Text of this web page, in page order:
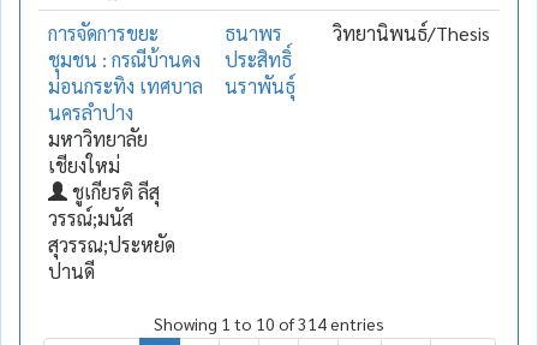
การจัดการขยะ
ชุมชน : กรณีบ้านดง
ม่อนกระทิง เทศบาล
นครลำปาง
มหาวิทยาลัย
เชียงใหม่
ชูเกียรติ ลีสุ
วรรณ์;มนัส
สุวรรณ;ประหยัด
ปานดี
ธนาพร
ประสิทธิ์
นราพันธุ์
วิทยานิพนธ์/Thesis
Showing 1 to 10 of 314 entries